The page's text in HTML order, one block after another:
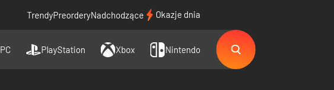
TrendyPreorderyNadchodzące Okazje dnia
PC PlayStation Xbox Nintendo